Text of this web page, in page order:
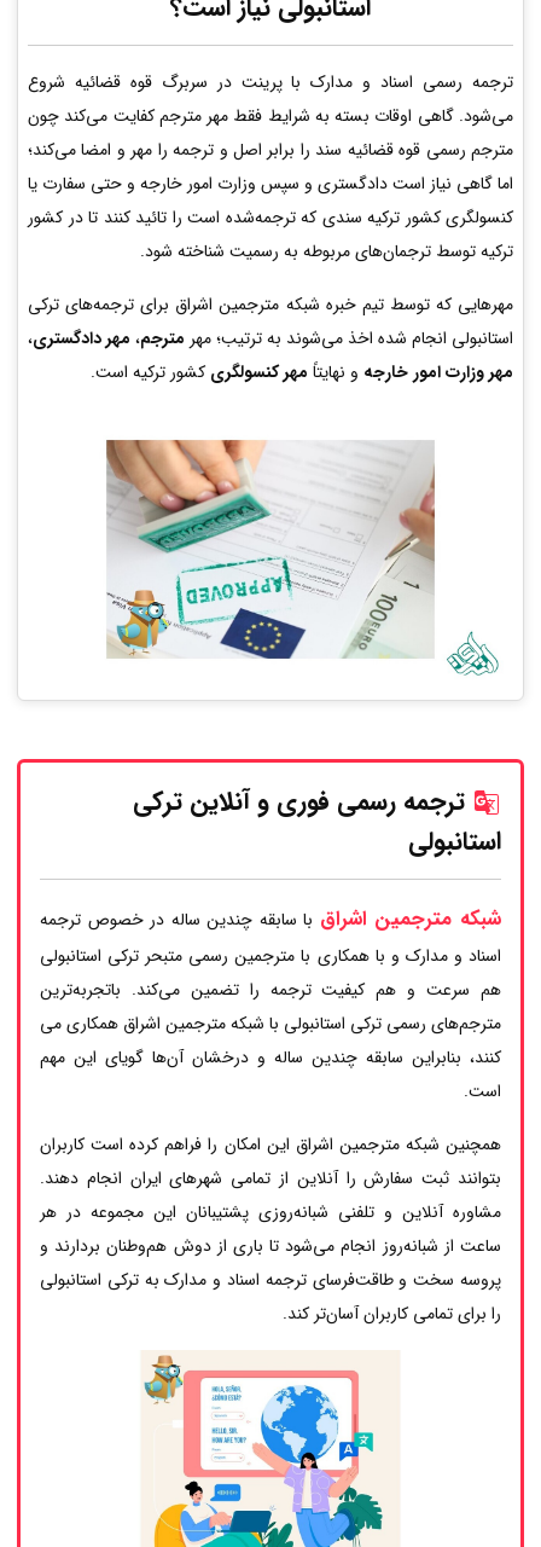
ترجمه رسمی اسناد و مدارک با پرینت در سربرگ قوه قضائیه شروع
می‌شود. گاهی اوقات بسته به شرایط فقط مهر مترجم کفایت می‌کند چون
مترجم رسمی قوه قضائیه سند را برابر اصل و ترجمه را مهر و امضا می‌کند؛
اما گاهی نیاز است دادگستری و سپس وزارت امور خارجه و حتی سفارت یا
کنسولگری کشور ترکیه سندی که ترجمه‌شده است را تائید کنند تا در کشور
ترکیه توسط ترجمان‌های مربوطه به رسمیت شناخته شود.
مهرهایی که توسط تیم خبره شبکه مترجمین اشراق برای ترجمه‌های ترکی
استانبولی انجام شده اخذ می‌شوند به ترتیب؛ مهر مترجم، مهر دادگستری،
مهر وزارت امور خارجه و نهایتاً مهر کنسولگری کشور ترکیه است.
ترجمه رسمی فوری و آنلاین ترکی
استانبولی
شبکه مترجمین اشراق با سابقه چندین ساله در خصوص ترجمه
اسناد و مدارک و با همکاری با مترجمین رسمی متبحر ترکی استانبولی
هم سرعت و هم کیفیت ترجمه را تضمین می‌کند. باتجربه‌ترین
مترجم‌های رسمی ترکی استانبولی با شبکه مترجمین اشراق همکاری می
کنند، بنابراین سابقه چندین ساله و درخشان آن‌ها گویای این مهم
است.
همچنین شبکه مترجمین اشراق این امکان را فراهم کرده است کاربران
بتوانند ثبت سفارش را آنلاین از تمامی شهرهای ایران انجام دهند.
مشاوره آنلاین و تلفنی شبانه‌روزی پشتیبانان این مجموعه در هر
ساعت از شبانه‌روز انجام می‌شود تا باری از دوش هم‌وطنان بردارند و
پروسه سخت و طاقت‌فرسای ترجمه اسناد و مدارک به ترکی استانبولی
را برای تمامی کاربران آسان‌تر کند.